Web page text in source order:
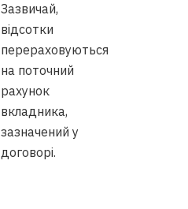
Зазвичай,
відсотки
перераховуються
на поточний
рахунок
вкладника,
зазначений у
договорі.